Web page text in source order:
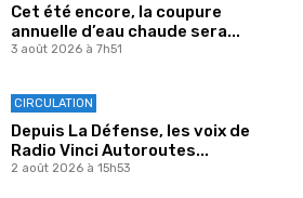
Cet été encore, la coupure
annuelle d’eau chaude sera...
3 août 2026 à 7h51
CIRCULATION
Depuis La Défense, les voix de
Radio Vinci Autoroutes...
2 août 2026 à 15h53